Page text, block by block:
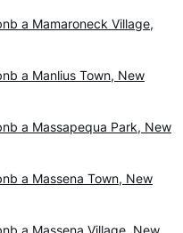
a Mamaroneck Village,
a Manlius Town, New
a Massapequa Park, New
a Massena Town, New
a Massena Village, New